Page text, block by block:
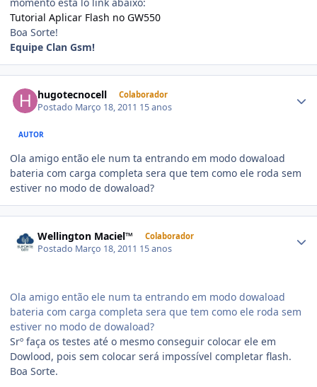
Tutorial Aplicar Flash no GW550
Boa Sorte!
Equipe Clan Gsm!
hugotecnocell Colaborador
Postado Março 18, 2011 15 anos
AUTOR
Ola amigo então ele num ta entrando em modo dowaload
bateria com carga completa sera que tem como ele roda sem
estiver no modo de dowaload?
Wellington Maciel™ Colaborador
Postado Março 18, 2011 15 anos
Ola amigo então ele num ta entrando em modo dowaload
bateria com carga completa sera que tem como ele roda sem
estiver no modo de dowaload?
Srº faça os testes até o mesmo conseguir colocar ele em
Dowlood, pois sem colocar será impossível completar flash.
Boa Sorte.